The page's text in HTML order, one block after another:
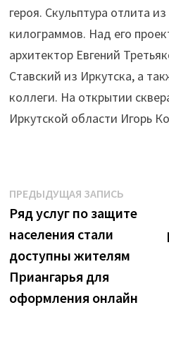
героя. Скульптура отлита
килограммов. Над его
архитектор Евгений
Ставский из Иркутска, а
коллеги. На открытии
Иркутской области Игорь
Навигация
по
записям
ПРЕДЫДУЩАЯ ЗАПИСЬ
запись:
Ряд услуг по защите
населения стали
доступны жителям
Приангарья для
оформления онлайн